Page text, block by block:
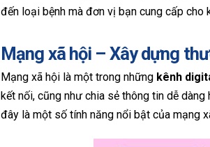
đến loại bệnh mà đơn vị bạn cung cấp cho
Mạng xã hội – Xây dựng
Mạng xã hội là một trong những kênh
kết nối, cũng như chia sẻ thông tin dễ dàng
đây là một số tính năng nổi bật của mạng